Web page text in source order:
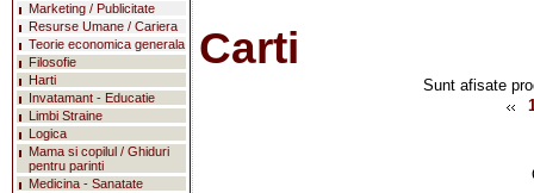
Carti
Sunt afisate
Marketing / Publicitate
Resurse Umane / Cariera
Teorie economica generala
Filosofie
Harti
Invatamant - Educatie
Limbi Straine
Logica
Mama si copilul / Ghiduri
pentru parinti
Medicina - Sanatate